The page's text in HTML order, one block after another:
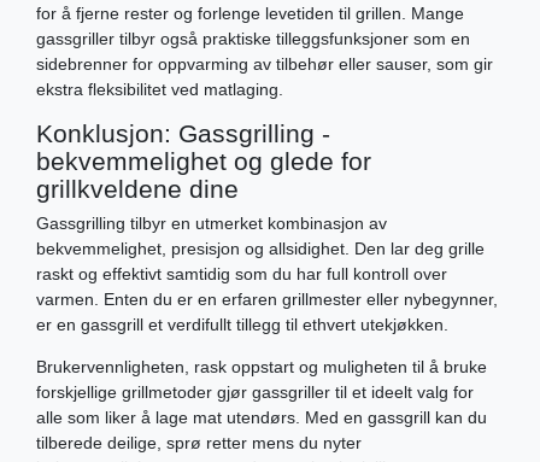
for å fjerne rester og forlenge levetiden til grillen. Mange
gassgriller tilbyr også praktiske tilleggsfunksjoner som en
sidebrenner for oppvarming av tilbehør eller sauser, som gir
ekstra fleksibilitet ved matlaging.
Konklusjon: Gassgrilling -
bekvemmelighet og glede for
grillkveldene dine
Gassgrilling tilbyr en utmerket kombinasjon av
bekvemmelighet, presisjon og allsidighet. Den lar deg grille
raskt og effektivt samtidig som du har full kontroll over
varmen. Enten du er en erfaren grillmester eller nybegynner,
er en gassgrill et verdifullt tillegg til ethvert utekjøkken.
Brukervennligheten, rask oppstart og muligheten til å bruke
forskjellige grillmetoder gjør gassgriller til et ideelt valg for
alle som liker å lage mat utendørs. Med en gassgrill kan du
tilberede deilige, sprø retter mens du nyter